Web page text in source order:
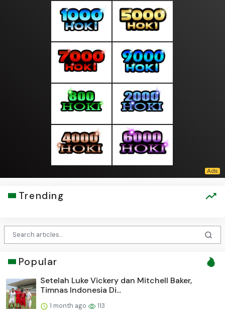
Trending
Popular
Setelah Luke Vickery dan Mitchell Baker,
Timnas Indonesia Di...
1 month ago 113